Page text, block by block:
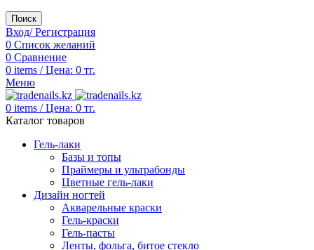
Поиск
Вход/ Регистрация
0 Список желаний
0 Сравнение
0 items / Цена: 0 тг.
Меню
0 items / Цена: 0 тг.
Каталог товаров
Гель-лаки
Базы и топы
Праймеры и ультрабонды
Цветные гель-лаки
Дизайн ногтей
Акварельные краски
Гель-краски
Гель-пасты
Ленты, фольга, битое стекло